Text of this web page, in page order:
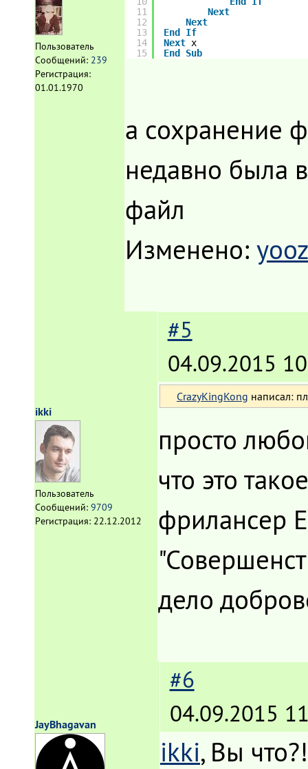
Пользователь
Сообщений: 239
Регистрация:
01.01.1970
11
12
13
14
15
Next
Next
End
If
Next x
End
Sub
а сохранение
недавно была
файл
Изменено:
ikki
Пользователь
Сообщений: 9709
Регистрация: 22.12.2012
#5
04.09.2015
CrazyKingKong написал:
просто
что это
фрилансер
дело
JayBhagavan
#6
04.09.2015
ikki, Вы